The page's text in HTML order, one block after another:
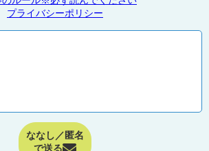
プライバシーポリシー
ななし／匿名
で送る